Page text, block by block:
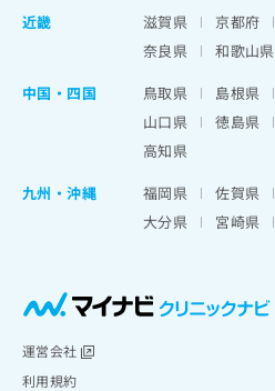
近畿
滋賀県 京都府
奈良県
和歌山県
中国・四国
鳥取県 島根県
山口県
徳島県
高知県
九州・沖縄
福岡県 佐賀県
大分県
宮崎県
運営会社
利用規約